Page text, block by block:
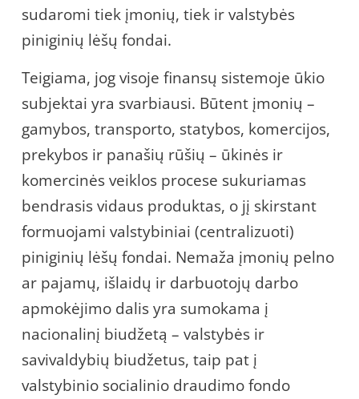
sudaromi tiek įmonių, tiek ir valstybės
piniginių lėšų fondai.
Teigiama, jog visoje finansų sistemoje ūkio
subjektai yra svarbiausi. Būtent įmonių –
gamybos, transporto, statybos, komercijos,
prekybos ir panašių rūšių – ūkinės ir
komercinės veiklos procese sukuriamas
bendrasis vidaus produktas, o jį skirstant
formuojami valstybiniai (centralizuoti)
piniginių lėšų fondai. Nemaža įmonių pelno
ar pajamų, išlaidų ir darbuotojų darbo
apmokėjimo dalis yra sumokama į
nacionalinį biudžetą – valstybės ir
savivaldybių biudžetus, taip pat į
valstybinio socialinio draudimo fondo